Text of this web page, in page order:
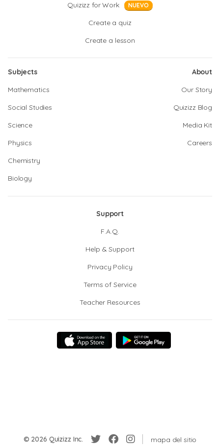
Quizizz for Work NUEVO
Create a quiz
Create a lesson
Subjects
Mathematics
Social Studies
Science
Physics
Chemistry
Biology
About
Our Story
Quizizz Blog
Media Kit
Careers
Support
F.A.Q.
Help & Support
Privacy Policy
Terms of Service
Teacher Resources
© 2026 Quizizz Inc. mapa del sitio